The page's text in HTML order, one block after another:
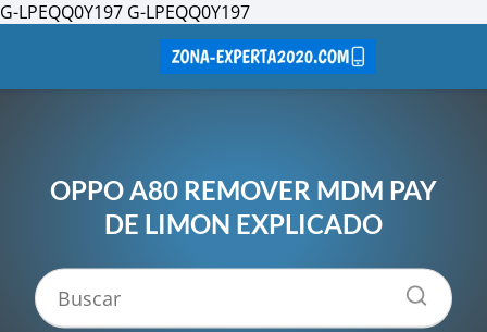
G-LPEQQ0Y197 G-LPEQQ0Y197
OPPO A80 REMOVER MDM PAY
DE LIMON EXPLICADO